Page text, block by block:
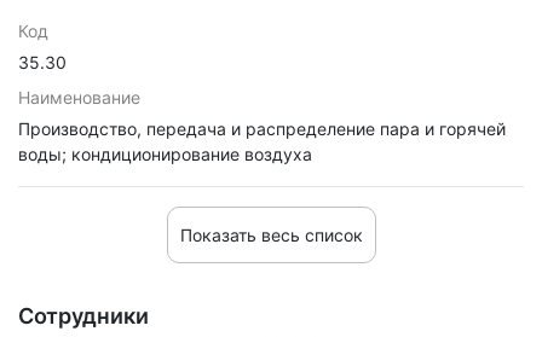
Код
35.30
Наименование
Производство, передача и распределение пара и горячей
воды; кондиционирование воздуха
Показать весь список
Сотрудники